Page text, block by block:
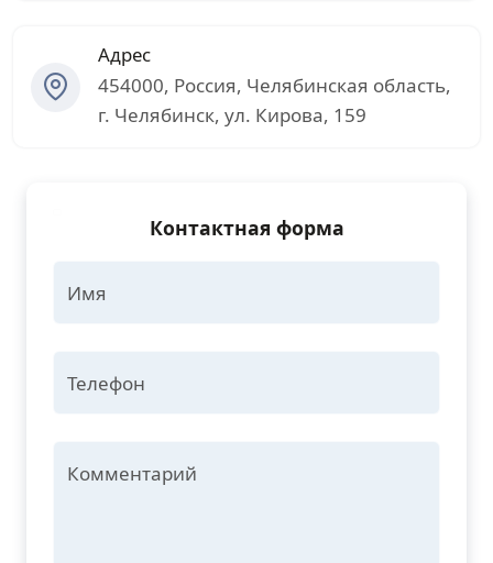
Адрес
454000, Россия, Челябинская область,
г. Челябинск, ул. Кирова, 159
Контактная форма
Имя
Телефон
Комментарий